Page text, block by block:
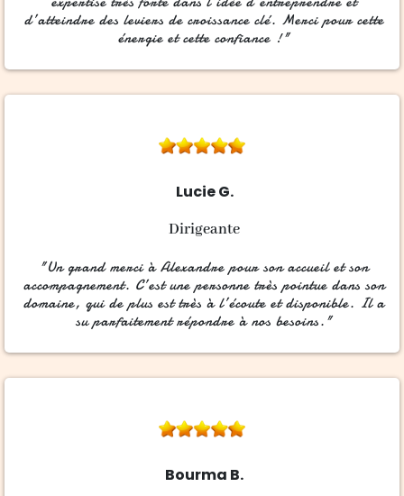
d’atteindre des leviers de croissance clé. Merci pour cette
énergie et cette confiance !"
Lucie G.
Dirigeante
"Un grand merci à Alexandre pour son accueil et son
accompagnement. C’est une personne très pointue dans son
domaine, qui de plus est très à l’écoute et disponible. Il a
su parfaitement répondre à nos besoins."
Bourma B.